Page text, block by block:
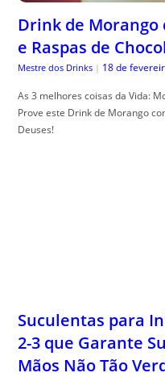
Drink de Morango
e Raspas de
Mestre dos Drinks | 18 de
As 3 melhores coisas da Vida:
Prove este Drink de Morango
Deuses!
Suculentas para
2-3 que Garante
Mãos Não Tão